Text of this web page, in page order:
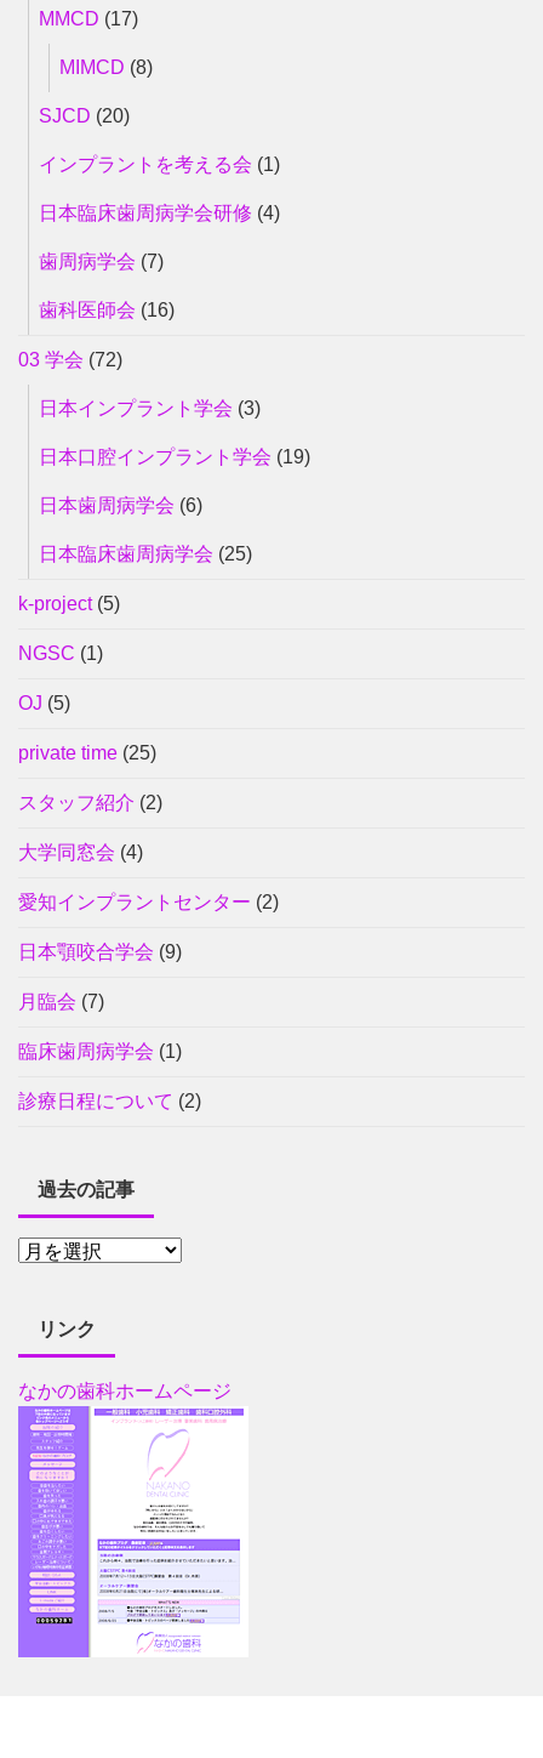
MMCD (17)
MIMCD (8)
SJCD (20)
インプラントを考える会 (1)
日本臨床歯周病学会研修 (4)
歯周病学会 (7)
歯科医師会 (16)
03 学会 (72)
日本インプラント学会 (3)
日本口腔インプラント学会 (19)
日本歯周病学会 (6)
日本臨床歯周病学会 (25)
k-project(5)
NGSC (1)
OJ (5)
private time (25)
スタッフ紹介 (2)
大学同窓会 (4)
愛知インプラントセンター (2)
日本顎咬合学会 (9)
月臨会 (7)
臨床歯周病学会 (1)
診療日程について (2)
過去の記事
リンク
なかの歯科ホームページ